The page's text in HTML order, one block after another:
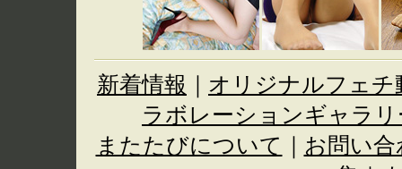
新着情報
オリジナルフェチ
ラボレーションギャラリ
またたびについて
お問い合